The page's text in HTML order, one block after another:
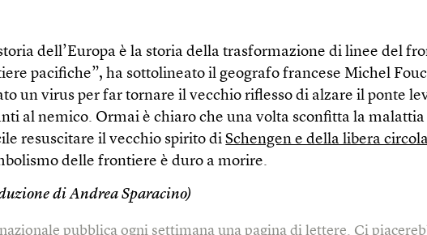
dell’Europa è la storia della trasformazione di linee del
pacifiche”, ha sottolineato il geografo francese Michel
un virus per far tornare il vecchio riflesso di alzare il ponte
al nemico. Ormai è chiaro che una volta sconfitta la malattia
resuscitare il vecchio spirito diSchengen e della libera
delle frontiere è duro a morire.
di Andrea Sparacino)
pubblica ogni settimana una pagina di lettere. Ci